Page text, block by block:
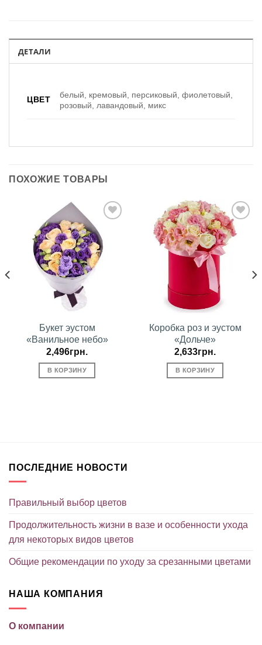
ДЕТАЛИ
ЦВЕТ
белый, кремовый, персиковый, фиолетовый,
розовый, лавандовый, микс
ПОХОЖИЕ ТОВАРЫ
избранное
Букет эустом
«Ванильное небо»
2,496грн.
В КОРЗИНУ
В
избранное
Коробка роз и эустом
«Дольче»
2,633грн.
В КОРЗИНУ
ПОСЛЕДНИЕ НОВОСТИ
Правильный выбор цветов
Продолжительность жизни в вазе и особенности ухода
для некоторых видов цветов
Общие рекомендации по уходу за срезанными цветами
НАША КОМПАНИЯ
О компании